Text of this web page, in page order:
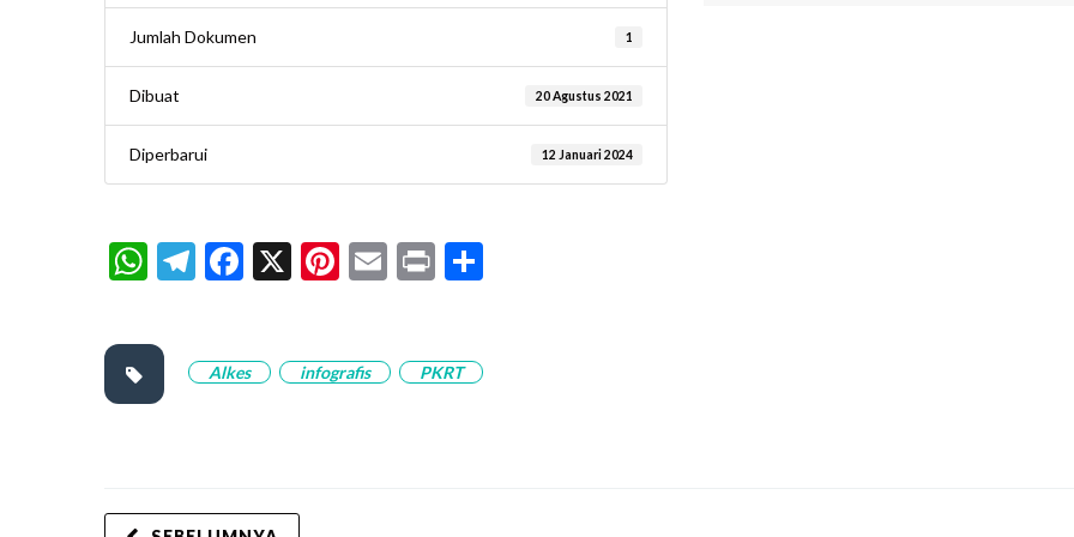
Jumlah Dokumen 1
Dibuat 20 Agustus 2021
Diperbarui 12 Januari 2024
WhatsApp
Telegram
Facebook
X Pinterest
Email
Print
Alkes infografis PKRT